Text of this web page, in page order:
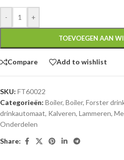
- +
TOEVOEGEN AAN
Compare Add to wishlist
SKU: FT60022
Categorieën: Boiler, Boiler, Forster
drinkautomaat, Kalveren, Lammeren,
Onderdelen
Share: